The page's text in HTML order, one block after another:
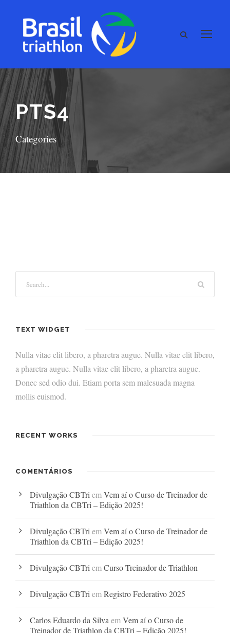
PTS4
Categories
TEXT WIDGET
Nulla vitae elit libero, a pharetra augue. Nulla vitae elit libero,
a pharetra augue. Nulla vitae elit libero, a pharetra augue.
Donec sed odio dui. Etiam porta sem malesuada magna
mollis euismod.
RECENT WORKS
COMENTÁRIOS
Divulgação CBTriemVem aí o Curso de Treinador de
Triathlon da CBTri – Edição 2025!
Divulgação CBTriemVem aí o Curso de Treinador de
Triathlon da CBTri – Edição 2025!
Divulgação CBTriemCurso Treinador de Triathlon
Divulgação CBTriemRegistro Federativo 2025
Carlos Eduardo da SilvaemVem aí o Curso de
Treinador de Triathlon da CBTri – Edição 2025!